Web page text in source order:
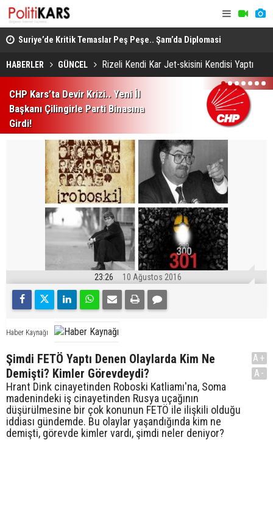
Suriye’de Kritik Temaslar Peş Peşe.. Şam’da Diplomasi
ve Güvenlik Gündemi Öne Çıktı! HÜDA
HABERLER GÜNCEL Rizeli Kendi Kar Jet-skisini Kendisi Yaptı
CHP Kars’ta Devir Krizi.. Yeni İl
Başkanı Çilingirle Parti Binasına
Girdi!
1 2 3 4 5 6 7
23:26 10 Ağustos 2016
Haber Kaynağı
Şimdi FETÖ Yaptı Denen Olaylarda Kim Ne
Demişti? Kimler Görevdeydi?
Hrant Dink cinayetinden Roboski Katliamı'na, Soma
madenindeki iş cinayetinden Rusya uçağının
düşürülmesine bir çok konunun FETÖ ile ilişkili olduğu
iddiası gündemde. Bu olaylar yaşandığında kim ne
demişti, görevde kimler vardı, şimdi neler deniyor?
A+
A-